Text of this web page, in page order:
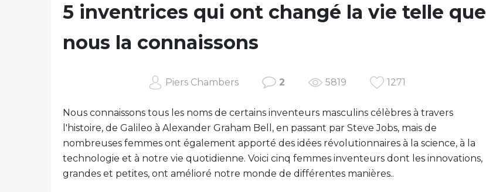
5 inventrices qui ont changé la vie telle que
nous la connaissons
Piers Chambers 2 5819 1271
Nous connaissons tous les noms de certains inventeurs masculins célèbres à travers
l'histoire, de Galileo à Alexander Graham Bell, en passant par Steve Jobs, mais de
nombreuses femmes ont également apporté des idées révolutionnaires à la science, à la
technologie et à notre vie quotidienne. Voici cinq femmes inventeurs dont les innovations,
grandes et petites, ont amélioré notre monde de différentes manières..